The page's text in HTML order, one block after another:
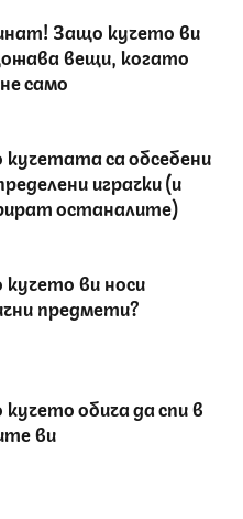
Защо кучето ви
вещи, когато
само
са обсебени
играчки (и
останалите)
ви носи
предмети?
обича да спи в
ви